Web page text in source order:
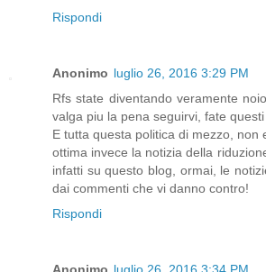
Rispondi
Anonimo luglio 26, 2016 3:29 PM
Rfs state diventando veramente
valga piu la pena seguirvi, fate questi
E tutta questa politica di mezzo, non
ottima invece la notizia della
infatti su questo blog, ormai, le
dai commenti che vi danno contro!
Rispondi
Anonimo luglio 26, 2016 3:34 PM